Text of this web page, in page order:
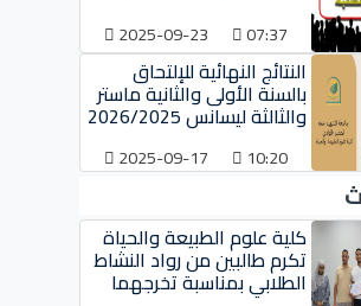
07:37
2025-09-23
النتائج النهائية للإلتحاق
بالسنة الأولى والثانية ماستر
والثالثة ليسانس 2026/2025
10:20
2025-09-17
كلية علوم الطبيعة والحياة
تكرم طالبين من رواد النشاط
الطلابي بمناسبة تخرجهما